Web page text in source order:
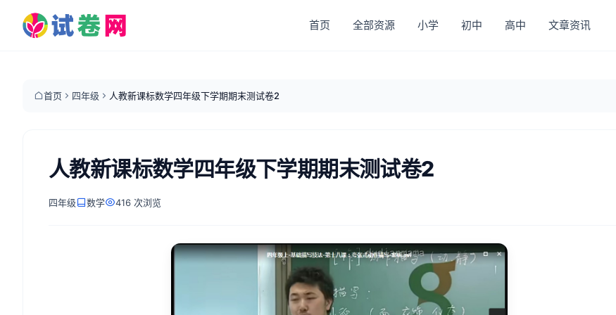
首页 全部资源 小学 初中 高中 文章资讯
首页 四年级 人教新课标数学四年级下学期期末测试卷2
人教新课标数学四年级下学期期末测试卷2
四年级 数学 416 次浏览